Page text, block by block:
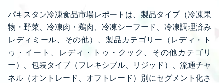
パキスタン冷凍食品市場レポートは、製品タイプ（冷凍果
物・野菜、冷凍肉・鶏肉、冷凍シーフード、冷凍調理済み
レディミール、その他）、製品カテゴリー（レディ・ト
ゥ・イート、レディ・トゥ・クック、その他カテゴリ
ー）、包装タイプ（フレキシブル、リジッド）、流通チャ
ネル（オントレード、オフトレード）別にセグメント化さ